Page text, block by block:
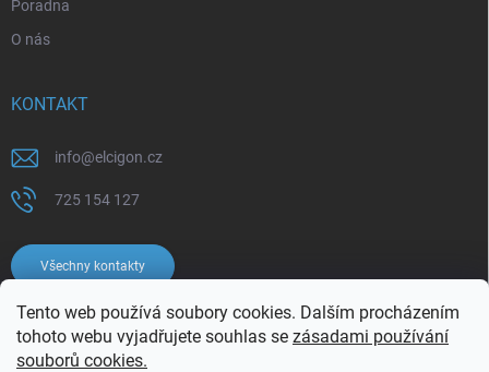
Tento web používá soubory cookies. Dalším procházením
tohoto webu vyjadřujete souhlas se zásadami používání
souborů cookies.
Poradna
O nás
KONTAKT
info@elcigon.cz
725 154 127
Všechny kontakty